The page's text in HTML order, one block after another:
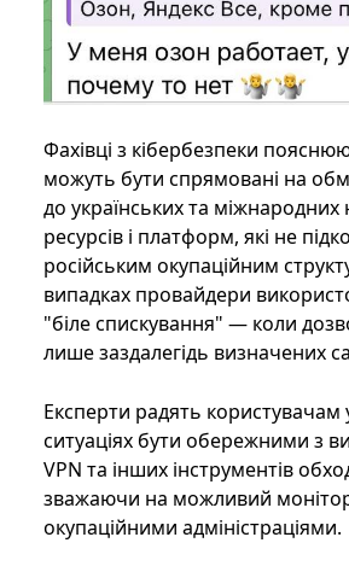
Фахівці з кібербезпеки
можуть бути спрямовані на
до українських та
ресурсів і платформ, які не
російським окупаційним
випадках провайдери
"біле спискування" — коли
лише заздалегідь визначених
Експерти радять користувачам
ситуаціях бути обережними з
VPN та інших інструментів
зважаючи на можливий
окупаційними адміністраціями.